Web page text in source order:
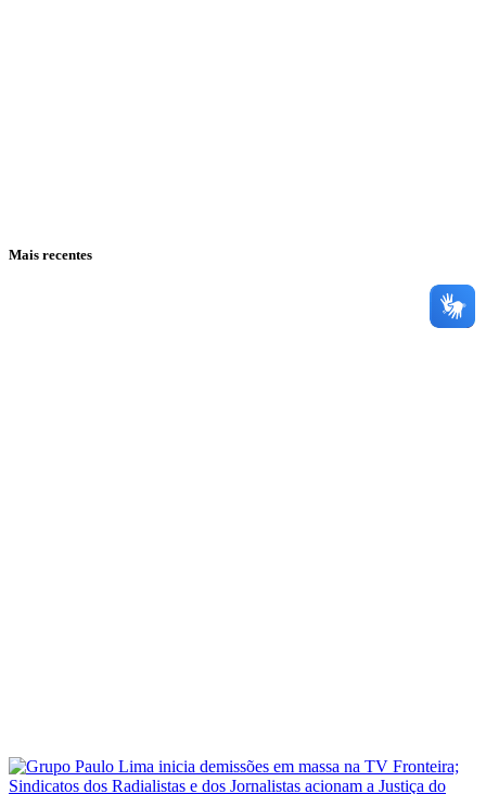
Mais recentes